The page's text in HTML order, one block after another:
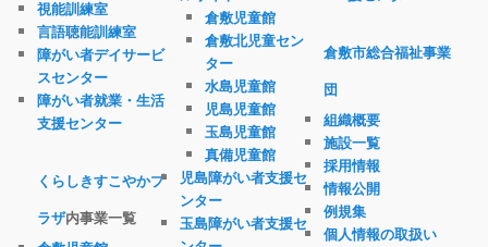
視能訓練室
言語聴能訓練室
障がい者デイサービ
スセンター
障がい者就業・生活
支援センター
くらしきすこやかプ
ラザ内事業一覧
倉敷児童館
倉敷北児童セン
ター
水島児童館
児島児童館
玉島児童館
真備児童館
児島障がい者支援セ
ンター
玉島障がい者支援セ
倉敷市総合福祉事業
団
組織概要
施設一覧
採用情報
情報公開
例規集
個人情報の取扱い